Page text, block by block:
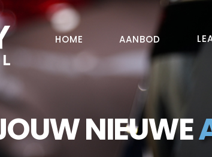
HOME AANBOD
NIEUWE